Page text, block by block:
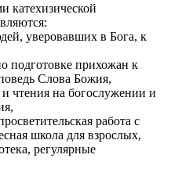
катехизической
уверовавших в Бога, к
подготовке прихожан к
Слова Божия,
чтения на богослужении и
работа с
школа для взрослых,
регулярные